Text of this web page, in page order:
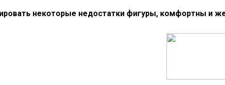
некоторые недостатки фигуры, комфортны и